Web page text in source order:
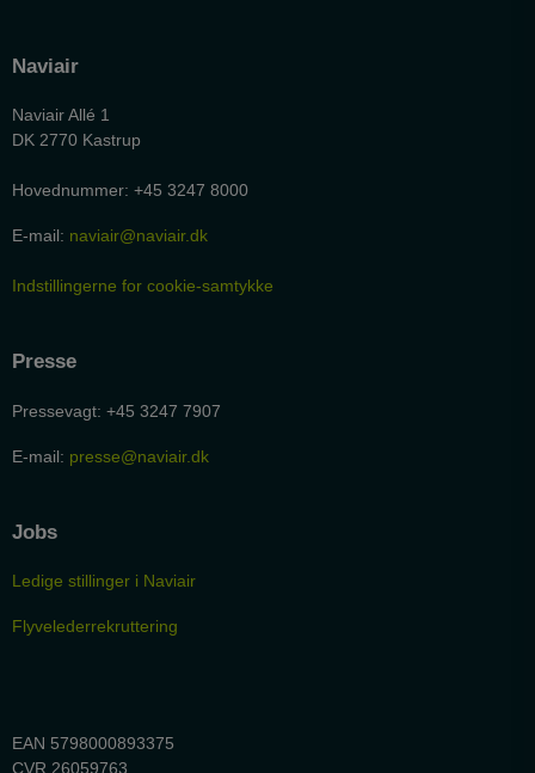
Naviair
Naviair Allé 1
DK 2770 Kastrup
Hovednummer: +45 3247 8000
E-mail: naviair@naviair.dk
Indstillingerne for cookie-samtykke
Presse
Pressevagt: +45 3247 7907
E-mail: presse@naviair.dk
Jobs
Ledige stillinger i Naviair
Flyvelederrekruttering
EAN 5798000893375
CVR 26059763